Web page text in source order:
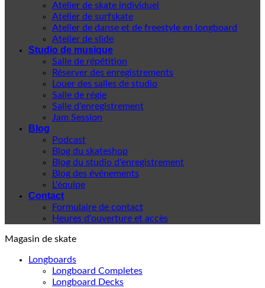
Atelier de skate individuel
Atelier de surfskate
Atelier de danse et de freestyle en longboard
Atelier de slide
Studio de musique
Salle de répétition
Réserver des enregistrements
Louer des salles de studio
Salle de régie
Salle d'enregistrement
Jam Session
Blog
Podcast
Blog du skateshop
Blog du studio d'enregistrement
Blog des événements
L'équipe
Contact
Formulaire de contact
Heures d'ouverture et accès
Magasin de skate
Longboards
Longboard Completes
Longboard Decks